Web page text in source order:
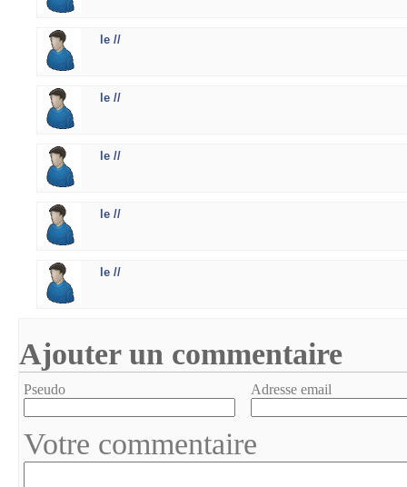
le //
le //
le //
le //
le //
Ajouter un commentaire
Pseudo Adresse email
Votre commentaire